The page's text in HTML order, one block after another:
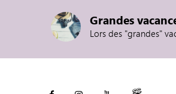
Grandes
Lors des "grandes"